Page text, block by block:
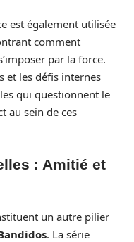
est également utilisée
comment
par la force.
et les défis internes
qui questionnent le
au sein de ces
: Amitié et
un autre pilier
. La série